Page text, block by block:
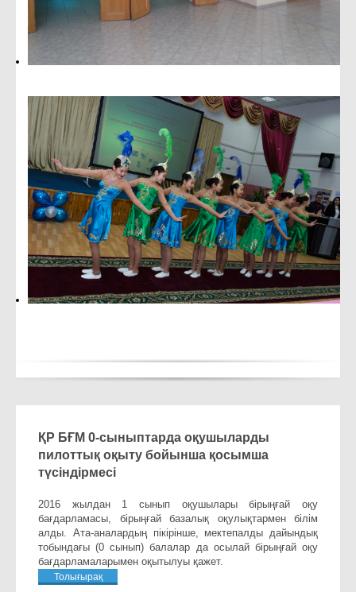
ҚР БҒМ 0-сыныптарда оқушыларды
пилоттық оқыту бойынша қосымша
түсіндірмесі
2016 жылдан 1 сынып оқушылары бірыңғай оқу
бағдарламасы, бірыңғай базалық оқулықтармен білім
алды. Ата-аналардың пікірінше, мектепалды дайындық
тобындағы (0 сынып) балалар да осылай бірыңғай оқу
бағдарламаларымен оқытылуы қажет.
Толығырақ